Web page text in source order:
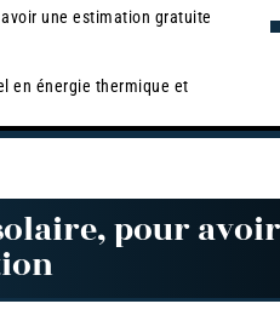
une estimation gratuite
en énergie thermique et
pour